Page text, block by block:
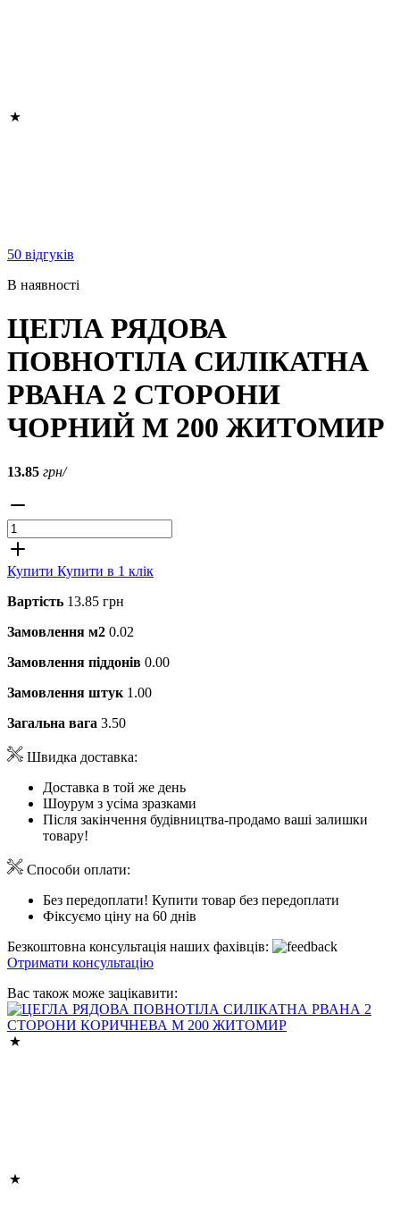
50 відгуків
В наявності
ЦЕГЛА РЯДОВА
ПОВНОТІЛА СИЛІКАТНА
РВАНА 2 СТОРОНИ
ЧОРНИЙ М 200 ЖИТОМИР
13.85 грн/
Купити Купити в 1 клік
Вартість 13.85 грн
Замовлення м2 0.02
Замовлення піддонів 0.00
Замовлення штук 1.00
Загальна вага 3.50
Швидка доставка:
Доставка в той же день
Шоурум з усіма зразками
Після закінчення будівництва-продамо ваші залишки
товару!
Способи оплати:
Без передоплати! Купити товар без передоплати
Фіксуємо ціну на 60 днів
Безкоштовна консультація наших фахівців:
Отримати консультацію
Вас також може зацікавити: